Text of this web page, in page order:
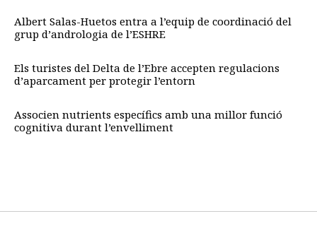
Albert Salas-Huetos entra a l’equip de coordinació del
grup d’andrologia de l’ESHRE
Els turistes del Delta de l’Ebre accepten regulacions
d’aparcament per protegir l’entorn
Associen nutrients específics amb una millor funció
cognitiva durant l’envelliment